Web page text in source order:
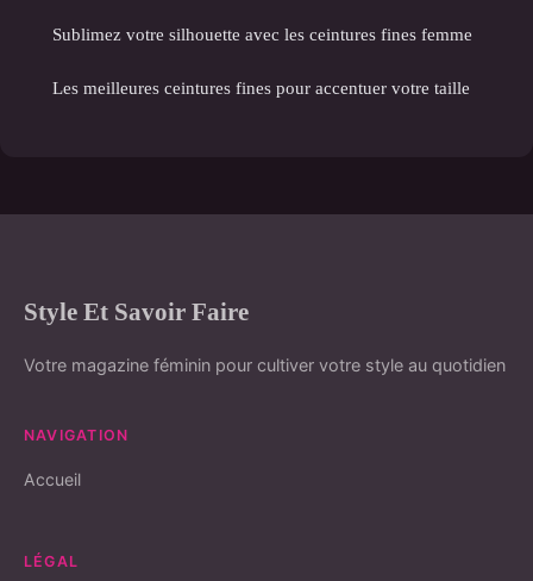
Sublimez votre silhouette avec les ceintures fines femme
Les meilleures ceintures fines pour accentuer votre taille
Style Et Savoir Faire
Votre magazine féminin pour cultiver votre style au quotidien
NAVIGATION
Accueil
LÉGAL